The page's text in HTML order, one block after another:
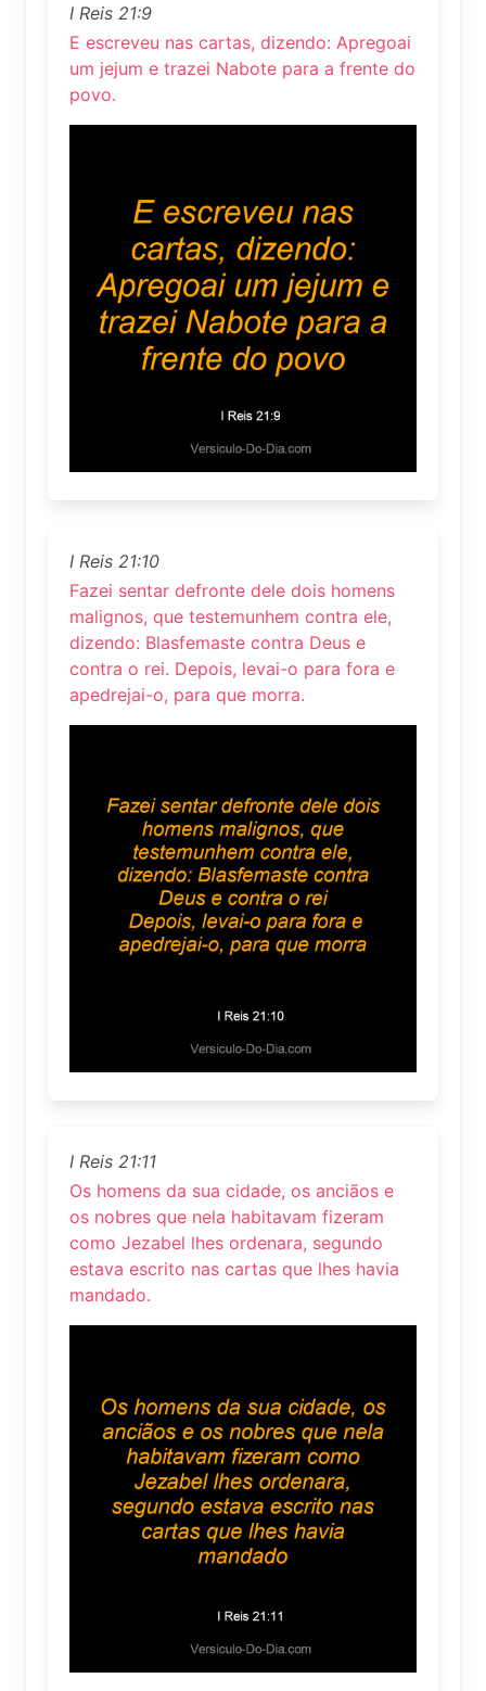
I Reis 21:9
E escreveu nas cartas, dizendo: Apregoai
um jejum e trazei Nabote para a frente do
povo.
I Reis 21:10
Fazei sentar defronte dele dois homens
malignos, que testemunhem contra ele,
dizendo: Blasfemaste contra Deus e
contra o rei. Depois, levai-o para fora e
apedrejai-o, para que morra.
I Reis 21:11
Os homens da sua cidade, os anciãos e
os nobres que nela habitavam fizeram
como Jezabel lhes ordenara, segundo
estava escrito nas cartas que lhes havia
mandado.